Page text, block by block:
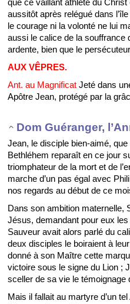
que ce vaillant athlète du
aussitôt après relégué dans
le courage ni la volonté ne lui
aussi le calice de la souffrance
ardente, bien que le
AUX VÊPRES.
Ant. au Magnificat Jeté dans
Apôtre Jean, protégé par la
Dom Guéranger,
Jean, le disciple bien-aimé,
Bethléhem reparaît en ce jour
triomphateur de la mort et de
marche d’un pas égal avec
nos regards au début de ce
Dans son ambition maternelle,
Jésus, demandant pour eux
Sauveur avait alors parlé du
deux disciples le boiraient à
donné à son Maître cette
victoire sous le signe du Lion ;
sceller de sa vie le témoignage
Mais il fallait au martyre d’un